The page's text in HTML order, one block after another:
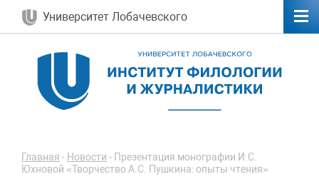
Университет Лобачевского
Главная - Новости - Презентация монографии И.С.
Юхновой «Творчество А.С. Пушкина: опыты чтения»